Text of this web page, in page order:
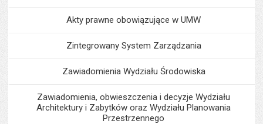
Akty prawne obowiązujące w UMW
Zintegrowany System Zarządzania
Zawiadomienia Wydziału Środowiska
Zawiadomienia, obwieszczenia i decyzje Wydziału
Architektury i Zabytków oraz Wydziału Planowania
Przestrzennego